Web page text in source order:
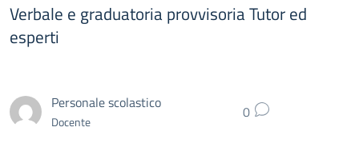
Verbale e graduatoria provvisoria Tutor ed
esperti
Personale scolastico
Docente 0